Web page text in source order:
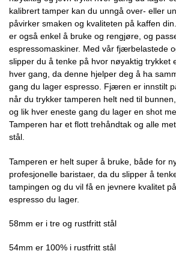
kalibrert tamper kan du unngå over- eller
påvirker smaken og kvaliteten på kaffen
er også enkel å bruke og rengjøre, og
espressomaskiner. Med vår fjærbelastede
slipper du å tenke på hvor nøyaktig trykket
hver gang, da denne hjelper deg å ha
gang du lager espresso. Fjæren er innstilt
når du trykker tamperen helt ned til
og lik hver eneste gang du lager en shot
Tamperen har et flott trehåndtak og alle
stål.
Tamperen er helt super å bruke, både for
profesjonelle baristaer, da du slipper å
tampingen og du vil få en jevnere kvalitet
espresso du lager.
58mm er i tre og rustfritt stål
54mm er 100% i rustfritt stål